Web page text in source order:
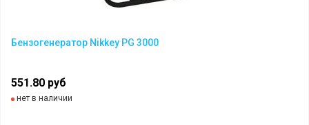
Бензогенератор Nikkey PG 3000
551.80 руб
нет в наличии